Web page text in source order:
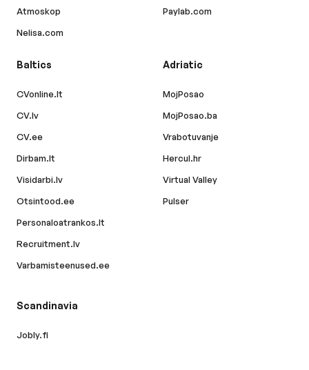
Atmoskop
Nelisa.com
Paylab.com
Baltics
CVonline.lt
CV.lv
CV.ee
Dirbam.lt
Visidarbi.lv
Otsintood.ee
Personaloatrankos.lt
Recruitment.lv
Varbamisteenused.ee
Adriatic
MojPosao
MojPosao.ba
Vrabotuvanje
Hercul.hr
Virtual Valley
Pulser
Scandinavia
Jobly.fi